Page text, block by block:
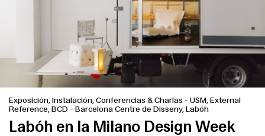
Exposición, Instalación, Conferencias & Charlas - USM, External
Reference, BCD - Barcelona Centre de Disseny, Labóh
Labóh en la Milano Design Week